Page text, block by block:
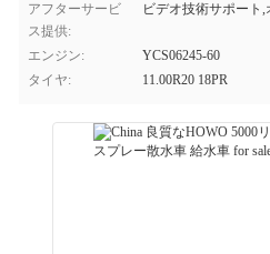
アフターサービ
ス提供:
ビデオ技術サポート
エンジン:
YCS06245-60
タイヤ:
11.00R20 18PR